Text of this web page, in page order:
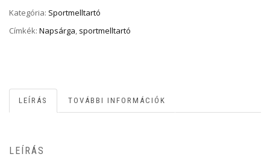
Kategória: Sportmelltartó
Címkék: Napsárga, sportmelltartó
LEÍRÁS TOVÁBBI INFORMÁCIÓK
LEÍRÁS